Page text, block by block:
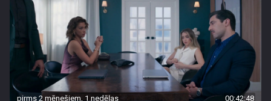
pirms 2 mēnešiem, 1 nedēļas 00:42:48